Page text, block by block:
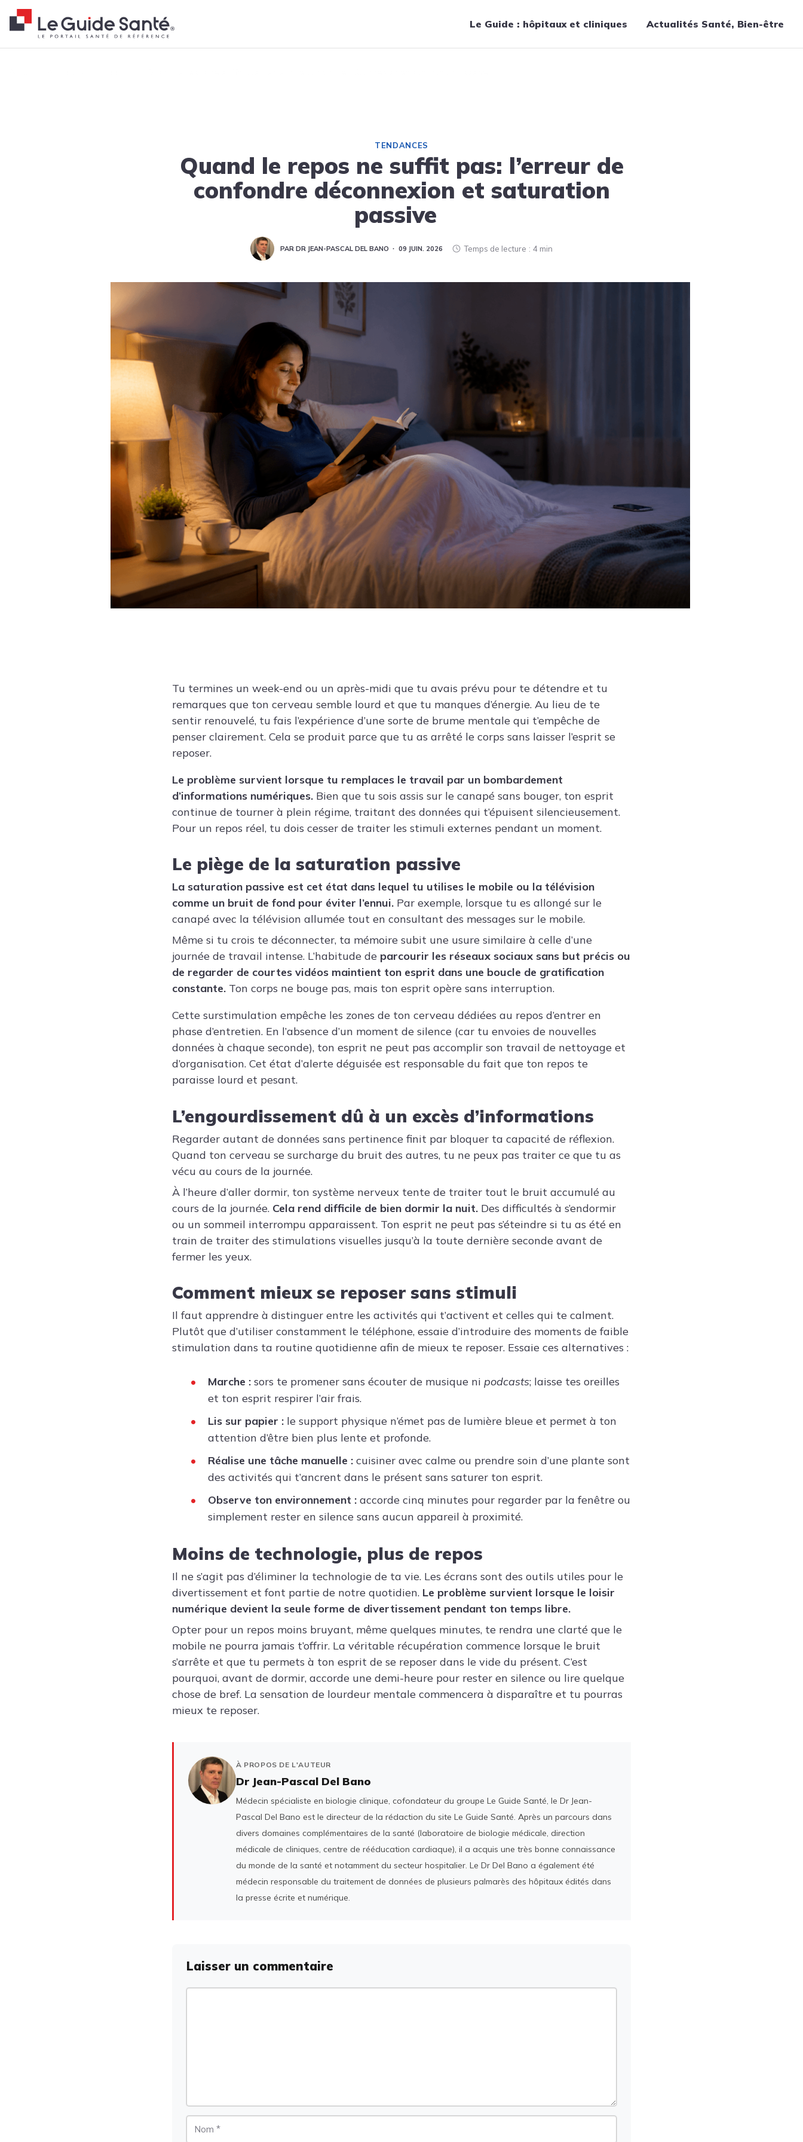
Le Guide : hôpitaux et cliniques Actualités Santé, Bien-être
TENDANCES
Quand le repos ne suffit pas: l’erreur de
confondre déconnexion et saturation
passive
PAR DR JEAN-PASCAL DEL BANO 09 JUIN. 2026 Temps de lecture 4 min
Tu termines un week-end ou un après-midi que tu avais prévu pour te détendre et tu
remarques que ton cerveau semble lourd et que tu manques d’énergie. Au lieu de te
sentir renouvelé, tu fais l’expérience d’une sorte de brume mentale qui t’empêche de
penser clairement. Cela se produit parce que tu as arrêté le corps sans laisser l’esprit se
reposer.
Le problème survient lorsque tu remplaces le travail par un bombardement
d’informations numériques. Bien que tu sois assis sur le canapé sans bouger, ton esprit
continue de tourner à plein régime, traitant des données qui t’épuisent silencieusement.
Pour un repos réel, tu dois cesser de traiter les stimuli externes pendant un moment.
Le piège de la saturation passive
La saturation passive est cet état dans lequel tu utilises le mobile ou la télévision
comme un bruit de fond pour éviter l’ennui. Par exemple, lorsque tu es allongé sur le
canapé avec la télévision allumée tout en consultant des messages sur le mobile.
Même si tu crois te déconnecter, ta mémoire subit une usure similaire à celle d’une
journée de travail intense. L’habitude de parcourir les réseaux sociaux sans but précis ou
de regarder de courtes vidéos maintient ton esprit dans une boucle de gratification
constante. Ton corps ne bouge pas, mais ton esprit opère sans interruption.
Cette surstimulation empêche les zones de ton cerveau dédiées au repos d’entrer en
phase d’entretien. En l’absence d’un moment de silence (car tu envoies de nouvelles
données à chaque seconde), ton esprit ne peut pas accomplir son travail de nettoyage et
d’organisation. Cet état d’alerte déguisée est responsable du fait que ton repos te
paraisse lourd et pesant.
L’engourdissement dû à un excès d’informations
Regarder autant de données sans pertinence finit par bloquer ta capacité de réflexion.
Quand ton cerveau se surcharge du bruit des autres, tu ne peux pas traiter ce que tu as
vécu au cours de la journée.
À l’heure d’aller dormir, ton système nerveux tente de traiter tout le bruit accumulé au
cours de la journée. Cela rend difficile de bien dormir la nuit. Des difficultés à s’endormir
ou un sommeil interrompu apparaissent. Ton esprit ne peut pas s’éteindre si tu as été en
train de traiter des stimulations visuelles jusqu’à la toute dernière seconde avant de
fermer les yeux.
Comment mieux se reposer sans stimuli
Il faut apprendre à distinguer entre les activités qui t’activent et celles qui te calment.
Plutôt que d’utiliser constamment le téléphone, essaie d’introduire des moments de faible
stimulation dans ta routine quotidienne afin de mieux te reposer. Essaie ces alternatives :
Marche : sors te promener sans écouter de musique ni podcasts; laisse tes oreilles
et ton esprit respirer l’air frais.
Lis sur papier : le support physique n’émet pas de lumière bleue et permet à ton
attention d’être bien plus lente et profonde.
Réalise une tâche manuelle : cuisiner avec calme ou prendre soin d’une plante sont
des activités qui t’ancrent dans le présent sans saturer ton esprit.
Observe ton environnement : accorde cinq minutes pour regarder par la fenêtre ou
simplement rester en silence sans aucun appareil à proximité.
Moins de technologie, plus de repos
Il ne s’agit pas d’éliminer la technologie de ta vie. Les écrans sont des outils utiles pour le
divertissement et font partie de notre quotidien. Le problème survient lorsque le loisir
numérique devient la seule forme de divertissement pendant ton temps libre.
Opter pour un repos moins bruyant, même quelques minutes, te rendra une clarté que le
mobile ne pourra jamais t’offrir. La véritable récupération commence lorsque le bruit
s’arrête et que tu permets à ton esprit de se reposer dans le vide du présent. C’est
pourquoi, avant de dormir, accorde une demi-heure pour rester en silence ou lire quelque
chose de bref. La sensation de lourdeur mentale commencera à disparaître et tu pourras
mieux te reposer.
À PROPOS DE L'AUTEUR
Dr Jean-Pascal Del Bano
Médecin spécialiste en biologie clinique, cofondateur du groupe Le Guide Santé, le Dr Jean-
Pascal Del Bano est le directeur de la rédaction du site Le Guide Santé. Après un parcours dans
divers domaines complémentaires de la santé (laboratoire de biologie médicale, direction
médicale de cliniques, centre de rééducation cardiaque), il a acquis une très bonne connaissance
du monde de la santé et notamment du secteur hospitalier. Le Dr Del Bano a également été
médecin responsable du traitement de données de plusieurs palmarès des hôpitaux édités dans
la presse écrite et numérique.
Laisser un commentaire